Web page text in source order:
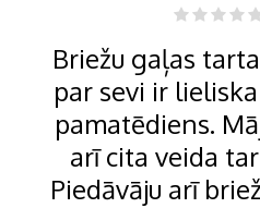
Briežu gaļas
par sevi ir
pamatēdiens.
arī cita veida
Piedāvāju arī